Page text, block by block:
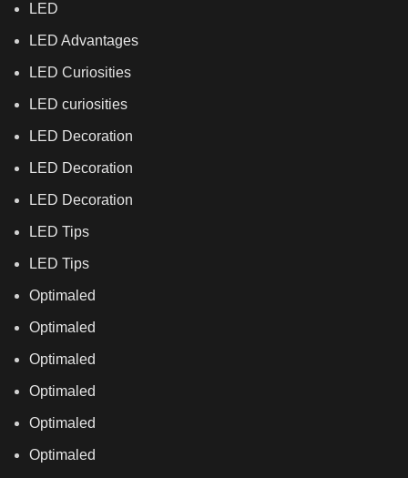
LED
LED Advantages
LED Curiosities
LED curiosities
LED Decoration
LED Decoration
LED Decoration
LED Tips
LED Tips
Optimaled
Optimaled
Optimaled
Optimaled
Optimaled
Optimaled